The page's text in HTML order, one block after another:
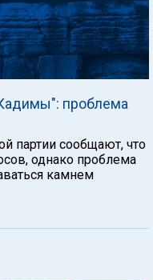
проблема
партии сообщают, что
однако проблема
камнем